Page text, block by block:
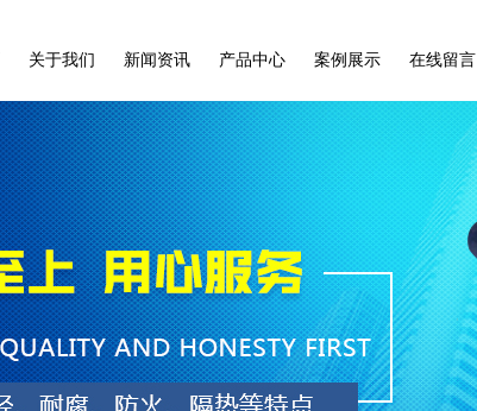
关于我们 新闻资讯 产品中心 案例展示 在线留言